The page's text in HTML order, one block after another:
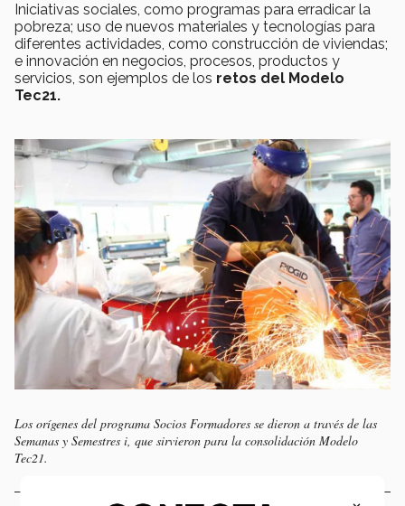
Iniciativas sociales, como programas para erradicar la
pobreza; uso de nuevos materiales y tecnologías para
diferentes actividades, como construcción de viviendas;
e innovación en negocios, procesos, productos y
servicios, son ejemplos de los retos del Modelo
Tec21.
Los orígenes del programa Socios Formadores se dieron a través de las
Semanas y Semestres i, que sirvieron para la consolidación Modelo
Tec21.